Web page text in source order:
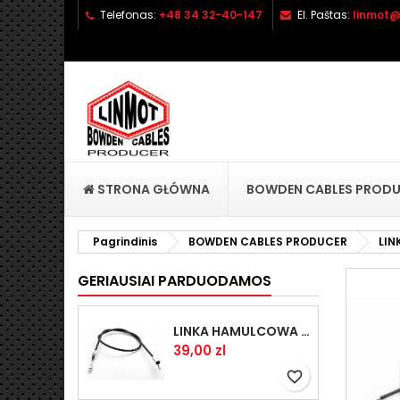
Telefonas: +48 34 32-40-147 El. Paštas:
STRONA GŁÓWNA BOWDEN CABLES
Pagrindinis BOWDEN CABLES PRODUCER
GERIAUSIAI PARDUODAMOS
LINKA HAMULCOWA PRZYCZEPY KNOTT 1440/1230 33921-1.14
Kaina
39,00 zl
favorite_border